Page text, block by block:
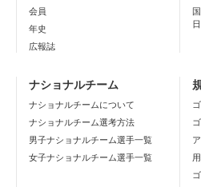
会員
年史
広報誌
ナショナルチーム
ナショナルチームについて
ナショナルチーム選考方法
男子ナショナルチーム選手一覧
女子ナショナルチーム選手一覧